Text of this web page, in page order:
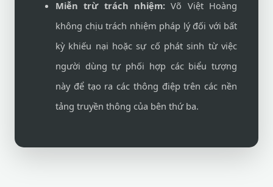
Miễn trừ trách nhiệm: Võ Việt Hoàng
không chịu trách nhiệm pháp lý đối với bất
kỳ khiếu nại hoặc sự cố phát sinh từ việc
người dùng tự phối hợp các biểu tượng
này để tạo ra các thông điệp trên các nền
tảng truyền thông của bên thứ ba.